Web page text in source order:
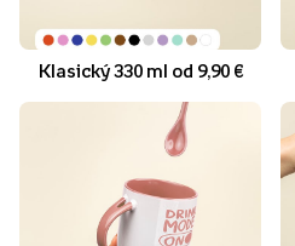
Klasický 330 ml od 9,90 €